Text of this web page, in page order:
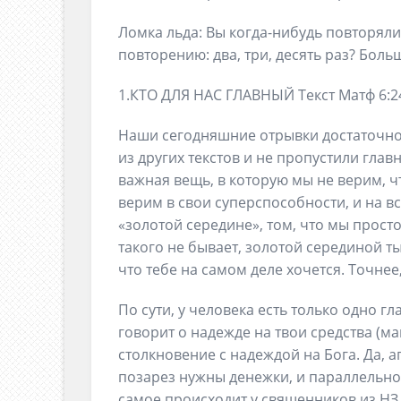
Ломка льда: Вы когда-нибудь
повторению: два, три, десять раз?
1.КТО ДЛЯ НАС ГЛАВНЫЙ Текст Матф
Наши сегодняшние отрывки
из других текстов и не пропустили
важная вещь, в которую мы не верим,
верим в свои суперспособности, и на
«золотой середине», том, что мы
такого не бывает, золотой серединой
что тебе на самом деле хочется.
По сути, у человека есть только одно
говорит о надежде на твои средства
столкновение с надеждой на Бога. Да,
позарез нужны денежки, и